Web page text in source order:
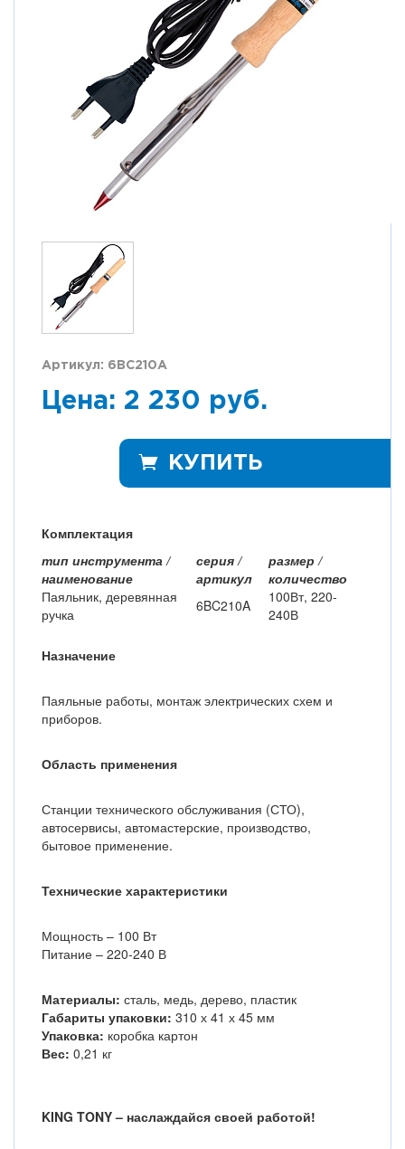
Артикул: 6BC210A
Цена: 2 230 руб.
КУПИТЬ
Комплектация
тип инструмента /
наименование
серия /
артикул
размер /
количество
Паяльник, деревянная
ручка
6BC210A
100Вт, 220-
240В
Назначение
Паяльные работы, монтаж электрических схем и
приборов.
Область применения
Станции технического обслуживания (СТО),
автосервисы, автомастерские, производство,
бытовое применение.
Технические характеристики
Мощность – 100 Вт
Питание – 220-240 В
Материалы: сталь, медь, дерево, пластик
Габариты упаковки: 310 х 41 х 45 мм
Упаковка: коробка картон
Вес: 0,21 кг
KING TONY – наслаждайся своей работой!